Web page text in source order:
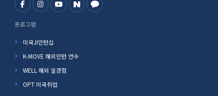
프로그램
미국JI인턴십
K-MOVE 해외인턴 연수
WELL 해외 일경험
OPT 미국취업